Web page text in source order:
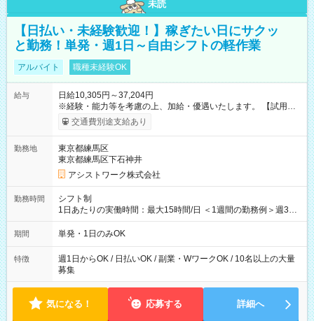
未読
【日払い・未経験歓迎！】稼ぎたい日にサクッ
と勤務！単発・週1日～自由シフトの軽作業
アルバイト 職種未経験OK
給与
日給10,305円～37,204円
※経験・能力等を考慮の上、加給・優遇いたします。 【試用期
間】試用期間なし
交通費別途支給あり
勤務地
東京都練馬区
東京都練馬区下石神井
アシストワーク株式会社
勤務時間
シフト制
1日あたりの実働時間：最大15時間/日 ＜1週間の勤務例＞週3回
勤務 勤務：月・水・金 休み：火・木・土・日 好きな時にお仕事
可能です！ ※1日あたりの最大実働時間は日勤、夜勤共に勤務し
期間 単発・1日のみOK
特徴
週1日からOK / 日払いOK / 副業・WワークOK / 10名以上の大量
募集
気になる！ 応募する 詳細へ